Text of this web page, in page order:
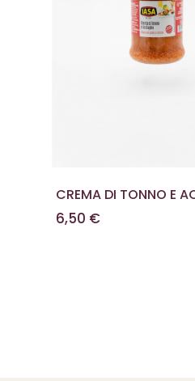
CREMA DI TONNO E
PICCANTE 200G
6,50 €